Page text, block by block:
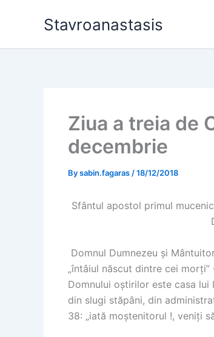
Stavroanastasis
Ziua a treia de
decembrie
Bysabin.fagaras /18/12/2018
Sfântul apostol primul
Domnul Dumnezeu și
„întâiul născut dintre cei
Domnului oștirilor este casa lui
din slugi stăpâni, din
38: „iată moștenitorul !, veniți